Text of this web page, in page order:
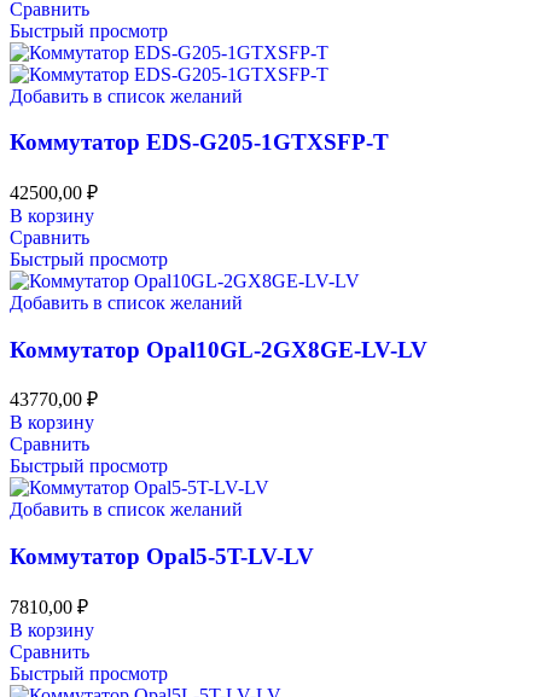
Сравнить
Быстрый просмотр
Добавить в список желаний
Коммутатор EDS-G205-1GTXSFP-T
42500,00 ₽
В корзину
Сравнить
Быстрый просмотр
Добавить в список желаний
Коммутатор Opal10GL-2GX8GE-LV-LV
43770,00 ₽
В корзину
Сравнить
Быстрый просмотр
Добавить в список желаний
Коммутатор Opal5-5T-LV-LV
7810,00 ₽
В корзину
Сравнить
Быстрый просмотр